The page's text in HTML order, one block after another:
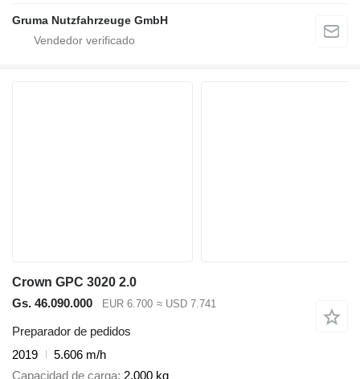
Gruma Nutzfahrzeuge GmbH
Crown GPC 3020 2.0
Gs. 46.090.000
EUR 6.700 ≈ USD 7.741
Preparador de pedidos
2019
5.606 m/h
Capacidad de carga 2.000 kg